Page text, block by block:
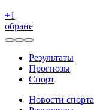
+1
обране
Результаты
Прогнозы
Спорт
Новости спорта